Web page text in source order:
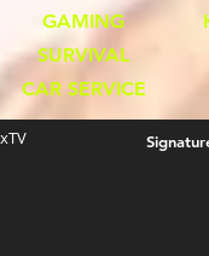
GAMING
SURVIVAL
CAR SERVICE